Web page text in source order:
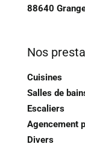
88640
Nos
Cuisines
Salles de
Escaliers
Agencement
Divers